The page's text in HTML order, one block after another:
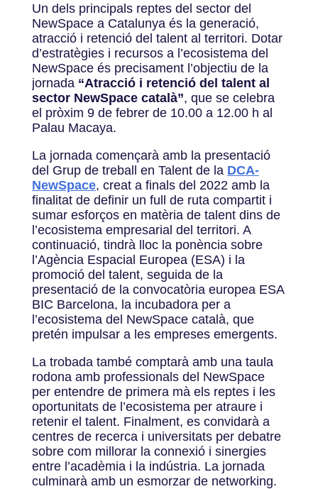
Un dels principals reptes del sector del
NewSpace a Catalunya és la generació,
atracció i retenció del talent al territori. Dotar
d’estratègies i recursos a l’ecosistema del
NewSpace és precisament l’objectiu de la
jornada “Atracció i retenció del talent al
sector NewSpace català”, que se celebra
el pròxim 9 de febrer de 10.00 a 12.00 h al
Palau Macaya.
La jornada començarà amb la presentació
del Grup de treball en Talent de la DCA-
NewSpace, creat a finals del 2022 amb la
finalitat de definir un full de ruta compartit i
sumar esforços en matèria de talent dins de
l’ecosistema empresarial del territori. A
continuació, tindrà lloc la ponència sobre
l’Agència Espacial Europea (ESA) i la
promoció del talent, seguida de la
presentació de la convocatòria europea ESA
BIC Barcelona, la incubadora per a
l’ecosistema del NewSpace català, que
pretén impulsar a les empreses emergents.
La trobada també comptarà amb una taula
rodona amb professionals del NewSpace
per entendre de primera mà els reptes i les
oportunitats de l’ecosistema per atraure i
retenir el talent. Finalment, es convidarà a
centres de recerca i universitats per debatre
sobre com millorar la connexió i sinergies
entre l’acadèmia i la indústria. La jornada
culminarà amb un esmorzar de networking.